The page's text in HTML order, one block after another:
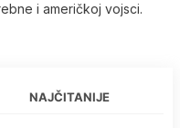
i američkoj vojsci.
NAJČITANIJE